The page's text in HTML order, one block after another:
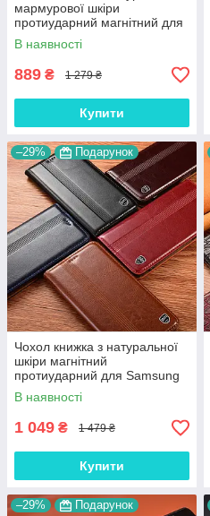
мармурової шкіри
протиударний магнітний для
Samsung A41 A415F
"MARBLE"
В наявності
889 ₴ 1 279 ₴
Купити
–29% Подарунок
Чохол книжка з натуральної
шкіри магнітний
протиударний для Samsung
A41 A415F "ITALIAN"
В наявності
1 049 ₴ 1 479 ₴
Купити
–29% Подарунок